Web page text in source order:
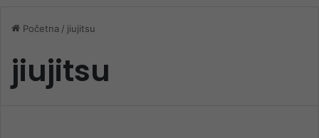
Početna / jiujitsu
jiujitsu